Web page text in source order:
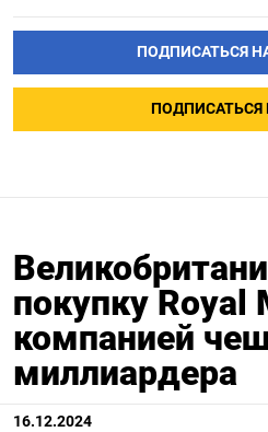
ПОДПИСАТЬСЯ
ПОДПИСАТЬСЯ
покупку Royal
компанией
миллиардера
16.12.2024